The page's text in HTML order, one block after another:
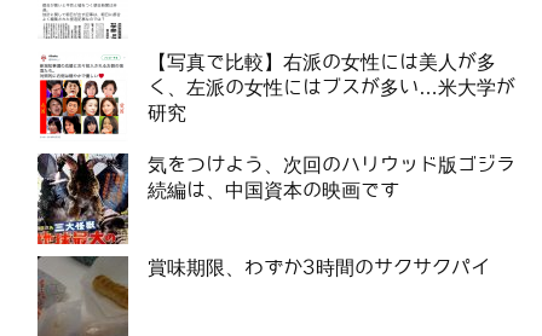
【写真で比較】右派の女性には美人が多
く、左派の女性にはブスが多い…米大学が
研究
気をつけよう、次回のハリウッド版ゴジラ
続編は、中国資本の映画です
賞味期限、わずか3時間のサクサクパイ